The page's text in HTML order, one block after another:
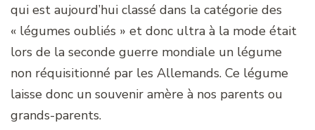
qui est aujourd’hui classé dans la catégorie des
« légumes oubliés » et donc ultra à la mode était
lors de la seconde guerre mondiale un légume
non réquisitionné par les Allemands. Ce légume
laisse donc un souvenir amère à nos parents ou
grands-parents.